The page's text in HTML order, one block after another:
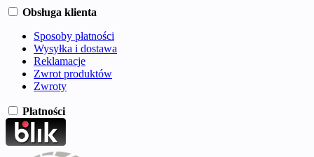
Obsługa klienta
Sposoby płatności
Wysyłka i dostawa
Reklamacje
Zwrot produktów
Zwroty
Płatności